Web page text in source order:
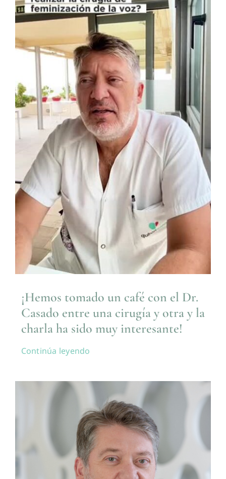
¡Hemos tomado un café con el Dr.
Casado entre una cirugía y otra y la
charla ha sido muy interesante!
Continúa leyendo